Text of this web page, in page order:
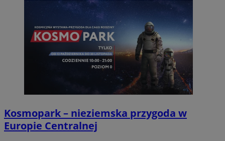
Kosmopark – nieziemska przygoda w
Europie Centralnej